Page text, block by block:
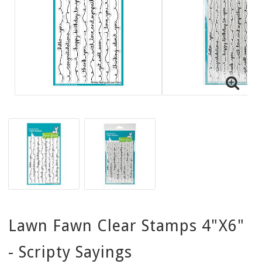
Lawn Fawn Clear Stamps 4"X6"
- Scripty Sayings